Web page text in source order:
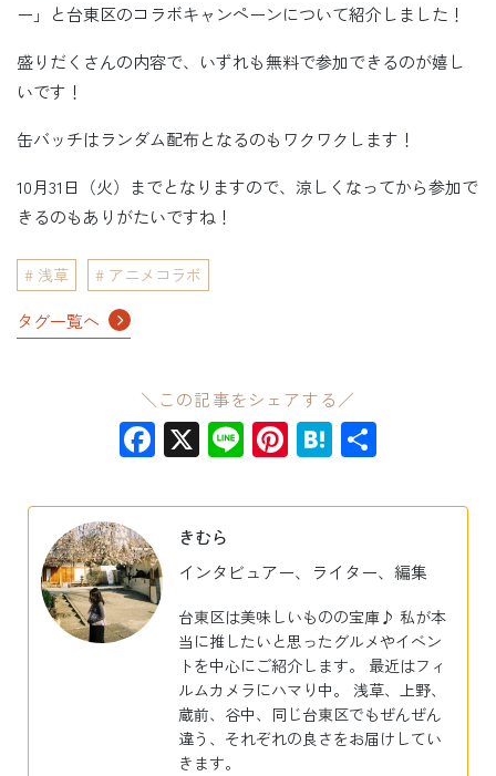
ー」と台東区のコラボキャンペーンについて紹介しました！
盛りだくさんの内容で、いずれも無料で参加できるのが嬉し
いです！
缶バッチはランダム配布となるのもワクワクします！
10月31日（火）までとなりますので、涼しくなってから参加で
きるのもありがたいですね！
浅草 アニメコラボ
タグ一覧へ
＼この記事をシェアする／
Facebook
X LinePinterest
Hatena
きむら
インタビュアー、ライター、編集
台東区は美味しいものの宝庫♪ 私が本
当に推したいと思ったグルメやイベン
トを中心にご紹介します。 最近はフィ
ルムカメラにハマり中。 浅草、上野、
蔵前、谷中、同じ台東区でもぜんぜん
違う、それぞれの良さをお届けしてい
きます。